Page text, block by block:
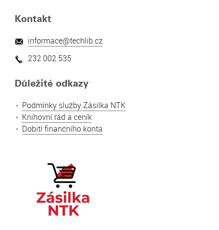
Kontakt
informace@techlib.cz
232 002 535
Důležité odkazy
Podmínky služby Zásilka NTK
Knihovní řád a ceník
Dobití finančního konta